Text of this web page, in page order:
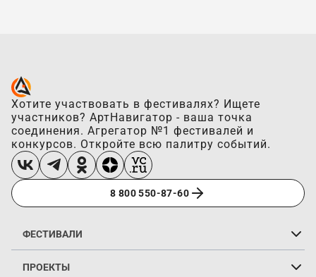
Хотите участвовать в фестивалях? Ищете
участников? АртНавигатор - ваша точка
соединения. Агрегатор №1 фестивалей и
конкурсов. Откройте всю палитру событий.
8 800 550-87-60
ФЕСТИВАЛИ
ПРОЕКТЫ